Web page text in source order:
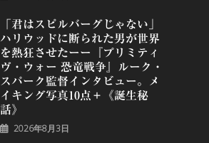
「君はスピルバーグじゃない」
ハリウッドに断られた男が世界
を熱狂させたーー『プリミティ
ヴ・ウォー 恐⻯戦争』ルーク・
スパーク監督インタビュー。メ
イキング写真10点＋《誕⽣秘
話》
2026年8月3日